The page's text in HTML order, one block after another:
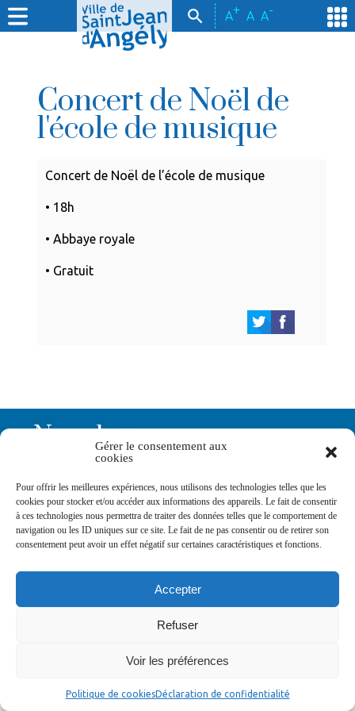
Gérer le consentement aux
cookies
Pour offrir les meilleures expériences, nous utilisons des technologies telles que les
cookies pour stocker et/ou accéder aux informations des appareils. Le fait de consentir
à ces technologies nous permettra de traiter des données telles que le comportement de
navigation ou les ID uniques sur ce site. Le fait de ne pas consentir ou de retirer son
consentement peut avoir un effet négatif sur certaines caractéristiques et fonctions.
Accepter
Refuser
Voir les préférences
Politique de cookiesDéclaration de confidentialité
A+ A A-
Concert de Noël de
l'école de musique
Concert de Noël de l’école de musique
• 18h
• Abbaye royale
• Gratuit
Newsletters
Abonnez-vous à la newsletter
>
Contact